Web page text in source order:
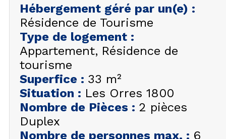
HIVER
+33 (0)4 92 44 19 17
Hébergement géré par un(e) :
Résidence de Tourisme
Type de logement :
Appartement Résidence de
tourisme
Superfice : 33 m²
Situation : Les Orres 1800
Nombre de Pièces : 2 pièces
Duplex
Nombre de personnes max. : 6